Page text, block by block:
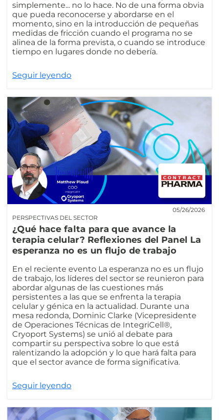
simplemente... no lo hace. No de una forma obvia
que pueda reconocerse y abordarse en el
momento, sino en la introducción de pequeñas
medidas de fricción cuando el programa no se
alinea de la forma prevista, o cuando se introduce
tiempo en lugares donde no debería.
Seguir leyendo
PERSPECTIVAS DEL SECTOR
05/26/2026
¿Qué hace falta para que avance la
terapia celular? Reflexiones del Panel La
esperanza no es un flujo de trabajo
En el reciente evento La esperanza no es un flujo
de trabajo, los líderes del sector se reunieron para
abordar algunas de las cuestiones más
persistentes a las que se enfrenta la terapia
celular y génica en la actualidad. Durante una
mesa redonda, Dominic Clarke (Vicepresidente
de Operaciones Técnicas de IntegriCell®,
Cryoport Systems) se unió al debate para
compartir su perspectiva sobre lo que está
ralentizando la adopción y lo que hará falta para
que el sector avance de forma significativa.
Seguir leyendo